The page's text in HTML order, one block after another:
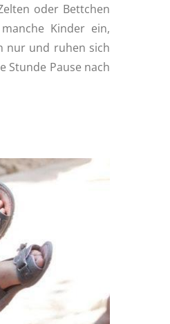
oder Bettchen
Kinder ein,
nur und ruhen sich
Stunde Pause nach